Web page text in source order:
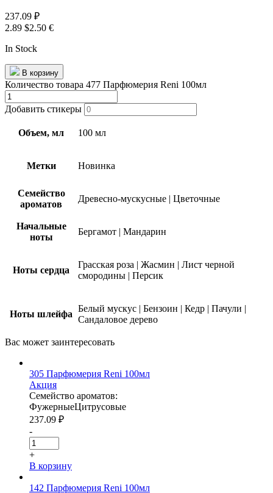
237.09 ₽
2.89 $2.50 €
In Stock
В корзину
Количество товара 477 Парфюмерия Reni 100мл
Добавить стикеры
Объем, мл 100 мл
Метки Новинка
Семейство
ароматов
Древесно-мускусные | Цветочные
Начальные
ноты
Бергамот | Мандарин
Ноты сердца
Грасская роза | Жасмин | Лист черной
смородины | Персик
Ноты шлейфа
Белый мускус | Бензоин | Кедр | Пачули |
Сандаловое дерево
Вас может заинтересовать
305 Парфюмерия Reni 100мл
Акция
Семейство ароматов:
ФужерныеЦитрусовые
237.09 ₽
-
+
В корзину
142 Парфюмерия Reni 100мл